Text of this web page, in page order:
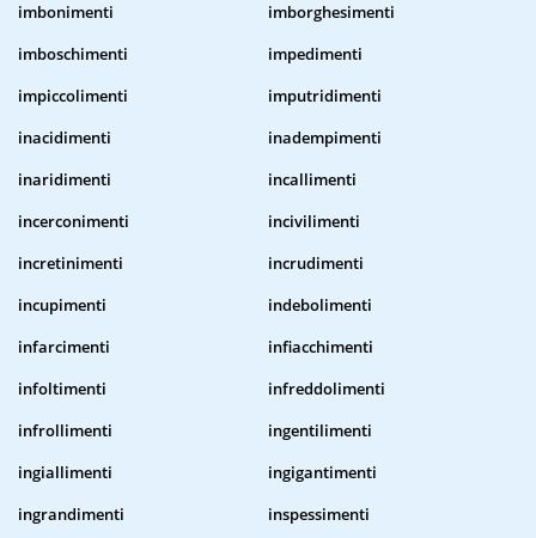
imbonimenti
imborghesimenti
imboschimenti
impedimenti
impiccolimenti
imputridimenti
inacidimenti
inadempimenti
inaridimenti
incallimenti
incerconimenti
incivilimenti
incretinimenti
incrudimenti
incupimenti
indebolimenti
infarcimenti
infiacchimenti
infoltimenti
infreddolimenti
infrollimenti
ingentilimenti
ingiallimenti
ingigantimenti
ingrandimenti
inspessimenti